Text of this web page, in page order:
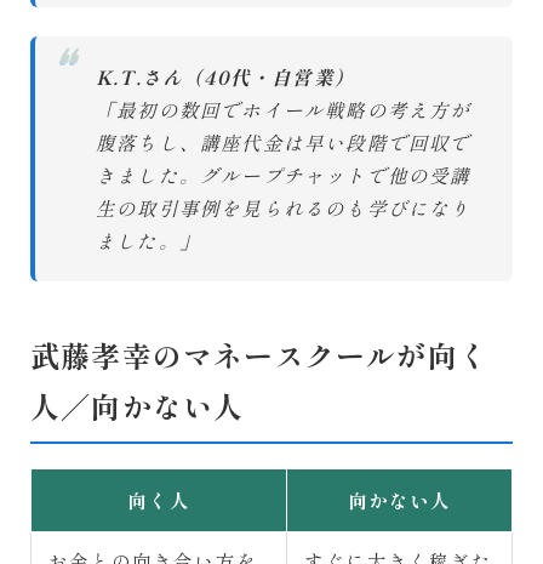
❝
K.T.さん（40代・自営業）
「最初の数回でホイール戦略の考え方が
腹落ちし、講座代金は早い段階で回収で
きました。グループチャットで他の受講
生の取引事例を見られるのも学びになり
ました。」
武藤孝幸のマネースクールが向く
人／向かない人
向く人 向かない人